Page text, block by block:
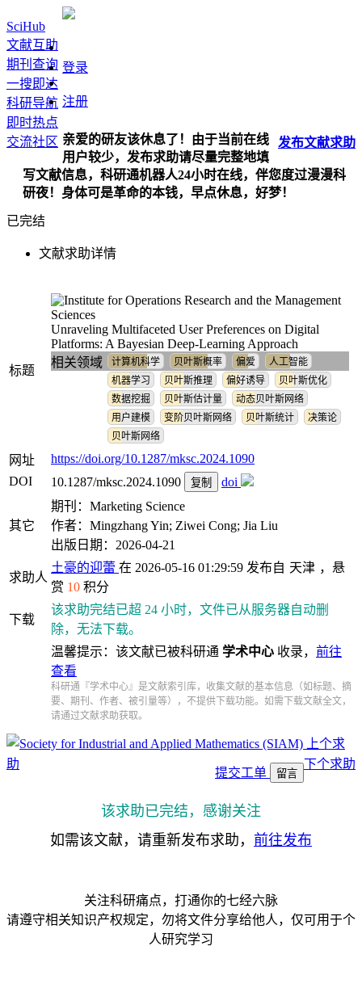
SciHub
文献互助
期刊查询
一搜即达
科研导航
即时热点
交流社区
登录
注册
发布文献求助
亲爱的研友该休息了！由于当前在线
用户较少，发布求助请尽量完整地填
写文献信息，科研通机器人24小时在线，伴您度过漫漫科
研夜！身体可是革命的本钱，早点休息，好梦！
已完结
文献求助详情
标题
Unraveling Multifaceted User Preferences on Digital
Platforms: A Bayesian Deep-Learning Approach
相关领域
计算机科学 贝叶斯概率 偏爱
人工智能
机器学习
贝叶斯推理 偏好诱导
贝叶斯优化
数据挖掘
贝叶斯估计量
动态贝叶斯网络
用户建模
变阶贝叶斯网络 贝叶斯统计
决策论
贝叶斯网络
网址
https://doi.org/10.1287/mksc.2024.1090
DOI
10.1287/mksc.2024.1090 复制 doi
其它
期刊：Marketing Science
作者：Mingzhang Yin; Ziwei Cong; Jia Liu
出版日期：2026-04-21
求助人
土豪的迎蕾 在 2026-05-16 01:29:59 发布自 天津 ，悬
赏 10 积分
下载
该求助完结已超 24 小时，文件已从服务器自动删
除，无法下载。
温馨提示：该文献已被科研通 学术中心 收录， 前往
查看
科研通『学术中心』是文献索引库，收集文献的基本信息（如标题、摘
要、期刊、作者、被引量等），不提供下载功能。如需下载文献全文，
请通过文献求助获取。
上个求
助
下个求助
提交工单 留言
该求助已完结，感谢关注
如需该文献，请重新发布求助， 前往发布
关注科研痛点，打通你的七经六脉
请遵守相关知识产权规定，勿将文件分享给他人，仅可用于个
人研究学习